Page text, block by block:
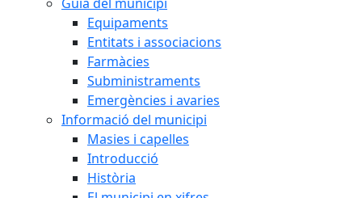
Equipaments
Entitats i associacions
Farmàcies
Subministraments
Emergències i avaries
Informació del municipi
Masies i capelles
Introducció
Història